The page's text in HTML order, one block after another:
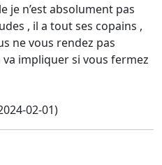
je n’est absolument pas
, il a tout ses copains ,
ne vous rendez pas
impliquer si vous fermez
02-01)